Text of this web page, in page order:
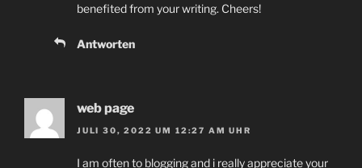
benefited from your writing. Cheers!
Antworten
web page
JULI 30, 2022 UM 12:27 AM UHR
I am often to blogging and i really appreciate your